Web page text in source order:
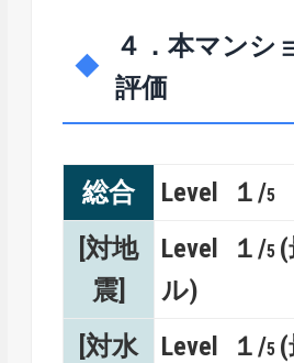
４．本マンシ
評価
総合 Level １/5
[対地
震]
Level １/5
ル)
[対水
Level １/5